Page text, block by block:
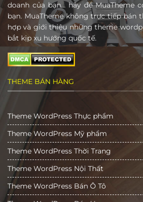
doanh của bạn… hãy để MuaTheme
bạn. MuaTheme không trực tiếp bán
hợp và giới thiệu những theme
bắt kịp xu hướng quốc tế.
THEME BÁN HÀNG
Theme WordPress Thực phẩm
Theme WordPress Mỹ phẩm
Theme WordPress Thời Trang
Theme WordPress Nội Thất
Theme WordPress Bán Ô Tô